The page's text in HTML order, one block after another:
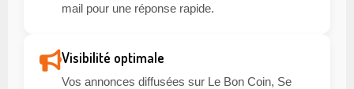
mail pour une réponse rapide.
Visibilité optimale
Vos annonces diffusées sur Le Bon Coin, Se